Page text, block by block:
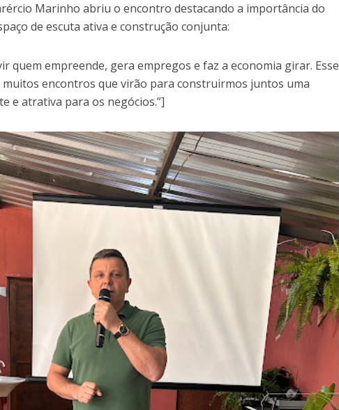
Marinho abriu o encontro destacando a importância do
de escuta ativa e construção conjunta:
quem empreende, gera empregos e faz a economia girar. Esse
encontros que virão para construirmos juntos uma
e atrativa para os negócios.”]